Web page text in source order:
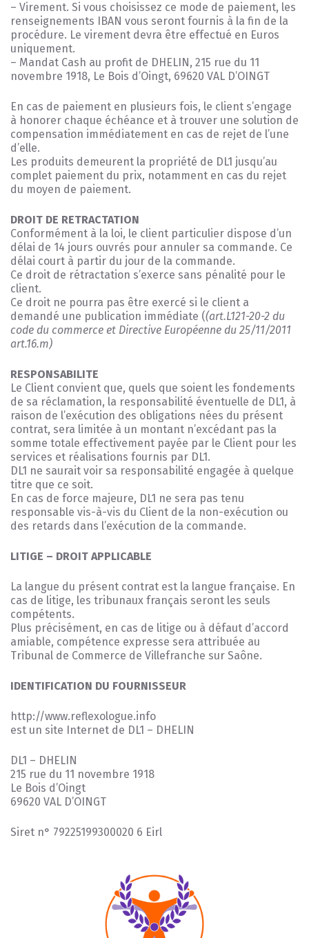
– Virement. Si vous choisissez ce mode de paiement, les
renseignements IBAN vous seront fournis à la fin de la
procédure. Le virement devra être effectué en Euros
uniquement.
– Mandat Cash au profit de DHELIN, 215 rue du 11
novembre 1918, Le Bois d’Oingt, 69620 VAL D’OINGT
En cas de paiement en plusieurs fois, le client s’engage
à honorer chaque échéance et à trouver une solution de
compensation immédiatement en cas de rejet de l’une
d’elle.
Les produits demeurent la propriété de DL1 jusqu’au
complet paiement du prix, notamment en cas du rejet
du moyen de paiement.
DROIT DE RETRACTATION
Conformément à la loi, le client particulier dispose d’un
délai de 14 jours ouvrés pour annuler sa commande. Ce
délai court à partir du jour de la commande.
Ce droit de rétractation s’exerce sans pénalité pour le
client.
Ce droit ne pourra pas être exercé si le client a
demandé une publication immédiate ((art.L121-20-2 du
code du commerce et Directive Européenne du 25/11/2011
art.16.m)
RESPONSABILITE
Le Client convient que, quels que soient les fondements
de sa réclamation, la responsabilité éventuelle de DL1, à
raison de l’exécution des obligations nées du présent
contrat, sera limitée à un montant n’excédant pas la
somme totale effectivement payée par le Client pour les
services et réalisations fournis par DL1.
DL1 ne saurait voir sa responsabilité engagée à quelque
titre que ce soit.
En cas de force majeure, DL1 ne sera pas tenu
responsable vis-à-vis du Client de la non-exécution ou
des retards dans l’exécution de la commande.
LITIGE – DROIT APPLICABLE
La langue du présent contrat est la langue française. En
cas de litige, les tribunaux français seront les seuls
compétents.
Plus précisément, en cas de litige ou à défaut d’accord
amiable, compétence expresse sera attribuée au
Tribunal de Commerce de Villefranche sur Saône.
IDENTIFICATION DU FOURNISSEUR
http://www.reflexologue.info
est un site Internet de DL1 – DHELIN
DL1 – DHELIN
215 rue du 11 novembre 1918
Le Bois d’Oingt
69620 VAL D’OINGT
Siret n° 79225199300020 6 Eirl